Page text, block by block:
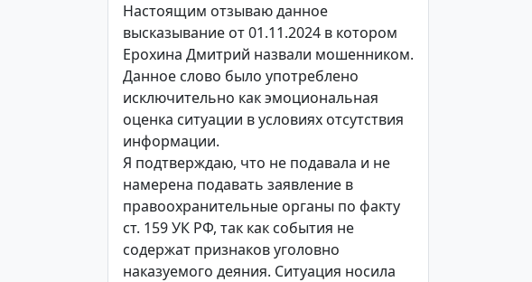
Настоящим отзываю данное
высказывание от 01.11.2024 в котором
Ерохина Дмитрий назвали мошенником.
Данное слово было употреблено
исключительно как эмоциональная
оценка ситуации в условиях отсутствия
информации.
Я подтверждаю, что не подавала и не
намерена подавать заявление в
правоохранительные органы по факту
ст. 159 УК РФ, так как события не
содержат признаков уголовно
наказуемого деяния. Ситуация носила